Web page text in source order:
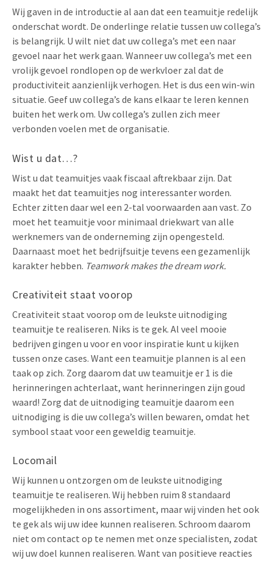
Wij gaven in de introductie al aan dat een teamuitje redelijk
onderschat wordt. De onderlinge relatie tussen uw collega’s
is belangrijk. U wilt niet dat uw collega’s met een naar
gevoel naar het werk gaan. Wanneer uw collega’s met een
vrolijk gevoel rondlopen op de werkvloer zal dat de
productiviteit aanzienlijk verhogen. Het is dus een win-win
situatie. Geef uw collega’s de kans elkaar te leren kennen
buiten het werk om. Uw collega’s zullen zich meer
verbonden voelen met de organisatie.
Wist u dat…?
Wist u dat teamuitjes vaak fiscaal aftrekbaar zijn. Dat
maakt het dat teamuitjes nog interessanter worden.
Echter zitten daar wel een 2-tal voorwaarden aan vast. Zo
moet het teamuitje voor minimaal driekwart van alle
werknemers van de onderneming zijn opengesteld.
Daarnaast moet het bedrijfsuitje tevens een gezamenlijk
karakter hebben. Teamwork makes the dream work.
Creativiteit staat voorop
Creativiteit staat voorop om de leukste uitnodiging
teamuitje te realiseren. Niks is te gek. Al veel mooie
bedrijven gingen u voor en voor inspiratie kunt u kijken
tussen onze cases. Want een teamuitje plannen is al een
taak op zich. Zorg daarom dat uw teamuitje er 1 is die
herinneringen achterlaat, want herinneringen zijn goud
waard! Zorg dat de uitnodiging teamuitje daarom een
uitnodiging is die uw collega’s willen bewaren, omdat het
symbool staat voor een geweldig teamuitje.
Locomail
Wij kunnen u ontzorgen om de leukste uitnodiging
teamuitje te realiseren. Wij hebben ruim 8 standaard
mogelijkheden in ons assortiment, maar wij vinden het ook
te gek als wij uw idee kunnen realiseren. Schroom daarom
niet om contact op te nemen met onze specialisten, zodat
wij uw doel kunnen realiseren. Want van positieve reacties